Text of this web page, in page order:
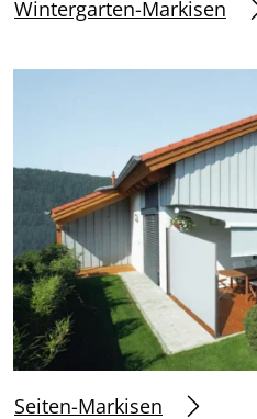
Wintergarten-Markisen
Seiten-Markisen